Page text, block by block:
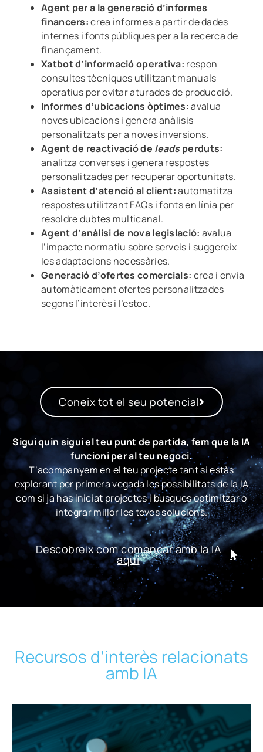
Agent per a la generació d’informes
financers:crea informes a partir de dades
internes i fonts públiques per a la recerca de
finançament.
Xatbot d’informació operativa: respon
consultes tècniques utilitzant manuals
operatius per evitar aturades de producció.
Informes d’ubicacions òptimes:avalua
noves ubicacions i genera anàlisis
personalitzats per a noves inversions.
Agent de reactivació de leadsperduts:
analitza converses i genera respostes
personalitzades per recuperar oportunitats.
Assistent d’atenció al client:automatitza
respostes utilitzant FAQs i fonts en línia per
resoldre dubtes multicanal.
Agent d’anàlisi de nova legislació: avalua
l’impacte normatiu sobre serveis i suggereix
les adaptacions necessàries.
Generació d’ofertes comercials: crea i envia
automàticament ofertes personalitzades
segons l’interès i l’estoc.
Coneix tot el seu potencial
Sigui quin sigui el teu punt de partida, fem que la IA
funcioni per al teu negoci.
T’acompanyem en el teu projecte tant si estàs
explorant per primera vegada les possibilitats de la IA
com si ja has iniciat projectes i busques optimitzar o
integrar millor les teves solucions.
Descobreix com començar amb la IA
aquí
Recursos d’interès relacionats
amb IA